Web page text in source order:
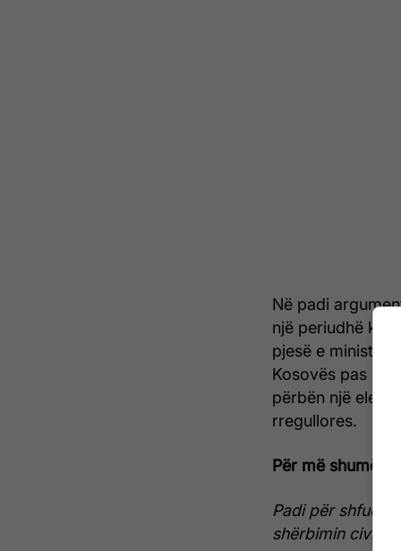
Në padi
një periudhë kur
pjesë e
Kosovës pas
përbën një
rregullores.
Për më shumë
Padi për
shërbimin civil